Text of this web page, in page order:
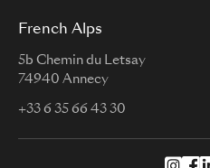
French Alps
5b Chemin du Letsay
74940 Annecy
+33 6 35 66 43 30